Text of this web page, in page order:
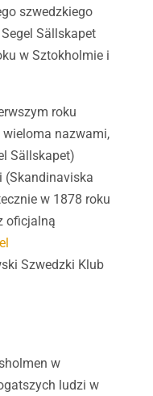
szwedzkiego
Sällskapet
w Sztokholmie i
roku
wieloma nazwami,
Sällskapet)
(Skandinaviska
w 1878 roku
oficjalną
Szwedzki Klub
w
ludzi w